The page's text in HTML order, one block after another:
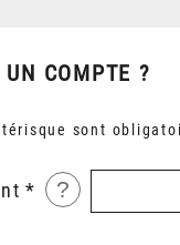
COMPTE ?
sont
?